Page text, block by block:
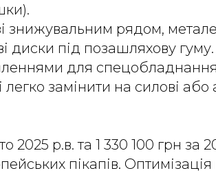
знижувальним рядом,
диски під позашляхову гуму.
для
замінити на силові або
2025 р.в. та 1 330 100 грн за
пікапів. Оптимізація